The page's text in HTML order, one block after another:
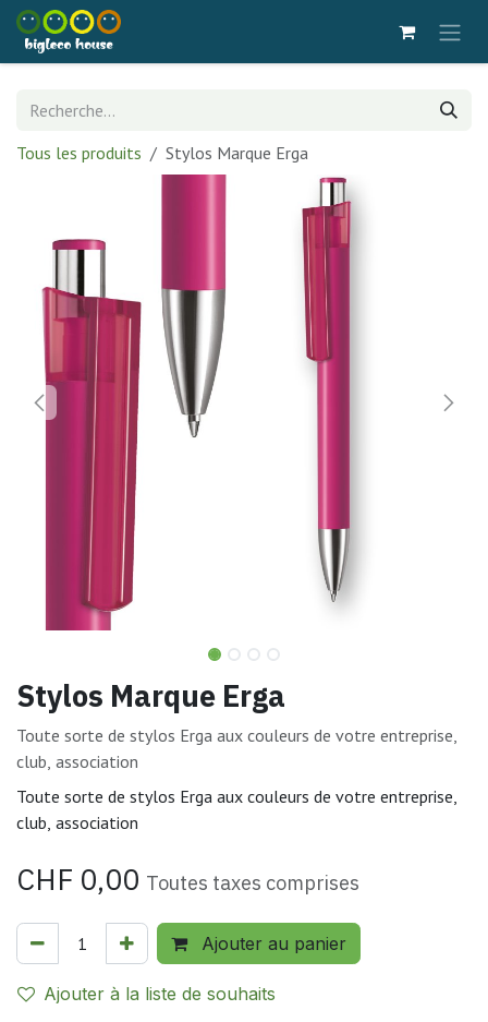
Se rendre au contenu
Tous les produits Stylos Marque Erga
Stylos Marque Erga
Toute sorte de stylos Erga aux couleurs de votre entreprise,
club, association
Toute sorte de stylos Erga aux couleurs de votre entreprise,
club, association
CHF 0,00 Toutes taxes comprises
Ajouter au panier
Ajouter à la liste de souhaits